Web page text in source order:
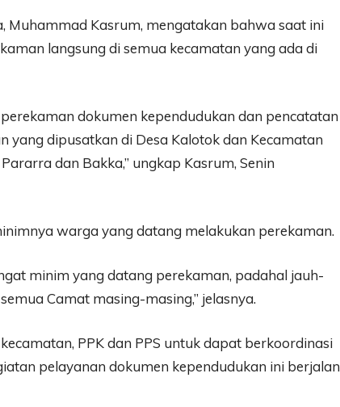
Muhammad Kasrum, mengatakan bahwa saat ini
langsung di semua kecamatan yang ada di
dokumen kependudukan dan pencatatan
yang dipusatkan di Desa Kalotok dan Kecamatan
dan Bakka,” ungkap Kasrum, Senin
warga yang datang melakukan perekaman.
minim yang datang perekaman, padahal jauh-
Camat masing-masing,” jelasnya.
PPK dan PPS untuk dapat berkoordinasi
pelayanan dokumen kependudukan ini berjalan